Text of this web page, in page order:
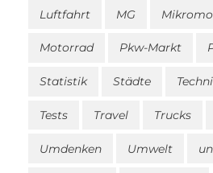
Luftfahrt MG
Motorrad Pkw-Markt
Statistik Städte
Tests Travel Trucks
Umdenken Umwelt